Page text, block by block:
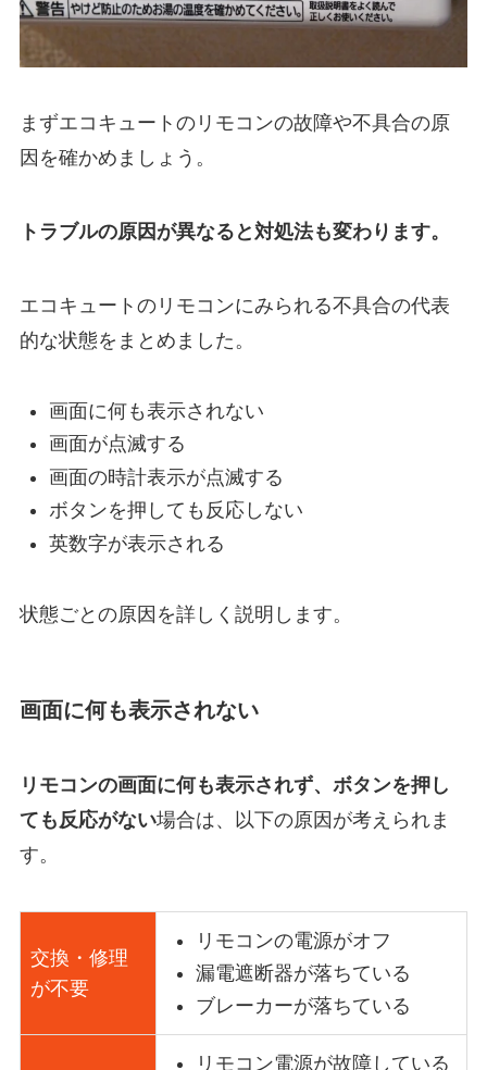
まずエコキュートのリモコンの故障や不具合の原
因を確かめましょう。
トラブルの原因が異なると対処法も変わります。
エコキュートのリモコンにみられる不具合の代表
的な状態をまとめました。
画面に何も表示されない
画面が点滅する
画面の時計表示が点滅する
ボタンを押しても反応しない
英数字が表示される
状態ごとの原因を詳しく説明します。
画面に何も表示されない
リモコンの画面に何も表示されず、ボタンを押し
ても反応がない場合は、以下の原因が考えられま
す。
交換・修理
が不要
リモコンの電源がオフ
漏電遮断器が落ちている
ブレーカーが落ちている
リモコン電源が故障している